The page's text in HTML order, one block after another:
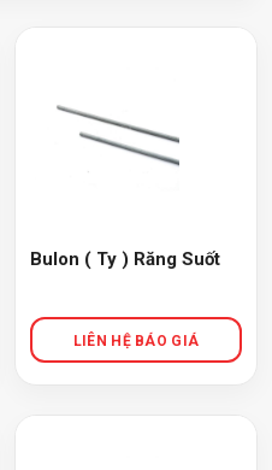
Bulon ( Ty ) Răng Suốt